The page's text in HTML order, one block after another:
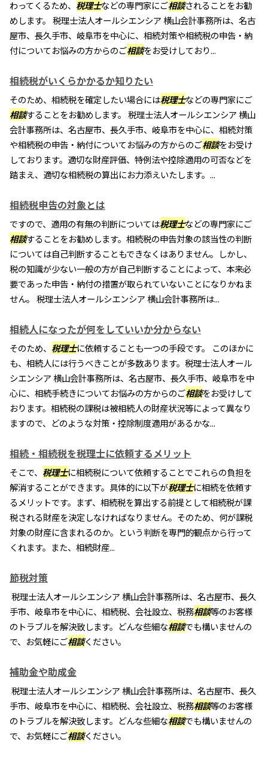
わってくるため、 税理士などの専門家にご相談されることをお勧
めします。 税理士法人オールシエンシア 横山会計事務所は、名古
屋市、長久手市、岐阜市を中心に、相続対策や相続税の申告・納
付についてお悩みの方からのご相談をお受けしており...
相続税がいくらかかるか知りたい
そのため、相続税を確定したい場合には税理士などの専門家にご
相談することをお勧めします。 税理士法人オールシエンシア 横山
会計事務所は、名古屋市、長久手市、岐阜市を中心に、相続対策
や相続税の申告・納付についてお悩みの方からのご相談をお受け
しております。適切な財産評価、特例法や控除適用の可否などを
踏まえ、適切な相続税の算出にお力添えいたします。...
相続税申告の対象とは
ですので、適用の有無の判断については税理士などの専門家にご
相談することをお勧めします。相続税の申告対象の該当性の判断
については自己判断することもできなくはありません。しかし、
税の知識が少ない一般の方が自己判断することによって、本来必
要であった申告・納付の措置が取られていないことになりかねま
せん。 税理士法人オールシエンシア 横山会計事務所は...
相続人になったが何をしていいか分からない
そのため、 税理士に依頼することも一つの手段です。 このほかに
も、相続人には行うべきことが多数あります。税理士法人オール
シエンシア 横山会計事務所は、名古屋市、長久手市、岐阜市を中
心に、相続手続きについてお悩みの方からのご相談をお受けして
おります。相続税の課税は被相続人の財産状況等によって異なり
ますので、どのような対策・控除制度適用があるかな...
相続・相続税を税理士に依頼するメリット
そこで、 税理士に相続税について依頼することでこれらの負担を
解消することができます。具体的に以下が税理士に相続を依頼す
るメリットです。まず、相続税を算出する前提として相続税が課
税される財産を決定しなければなりません。そのため、何が課税
対象の財産に含まれるのか。という判断を専門的観点から行って
くれます。また、相続財産...
節税対策
税理士法人オールシエンシア 横山会計事務所は、名古屋市、長久
手市、岐阜市を中心に、相続税、会社設立、税務相談等のお客様
のトラブルを解決致します。どんな些細な相談でも構いませんの
で、お気軽にご相談ください。
補助金や助成金
税理士法人オールシエンシア 横山会計事務所は、名古屋市、長久
手市、岐阜市を中心に、相続税、会社設立、税務相談等のお客様
のトラブルを解決致します。どんな些細な相談でも構いませんの
で、お気軽にご相談ください。